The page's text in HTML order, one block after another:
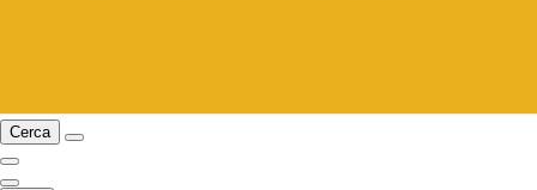
Cerca